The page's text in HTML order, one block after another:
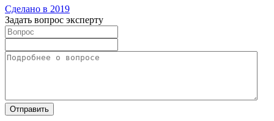
Сделано в 2019
Задать вопрос эксперту